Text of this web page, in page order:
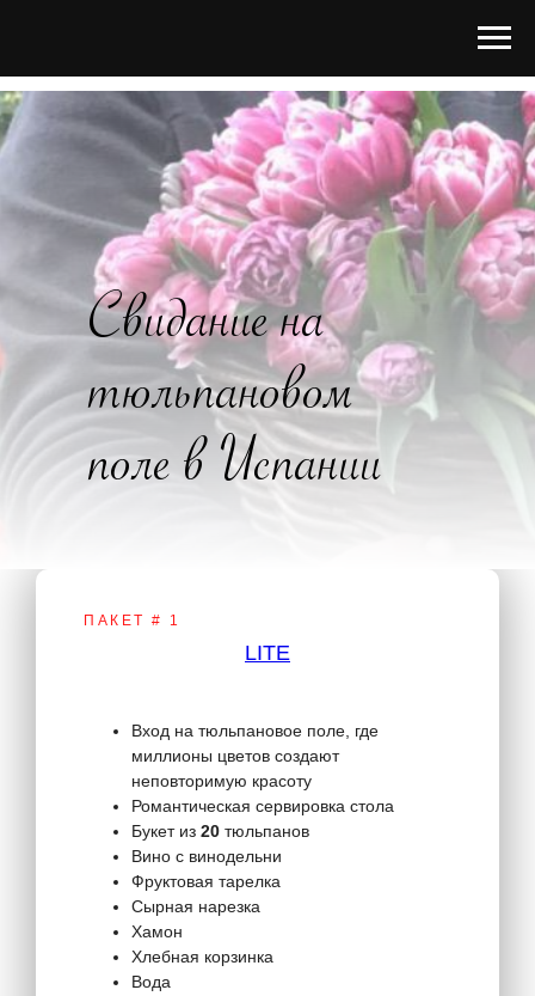
Свидание на
тюльпановом
поле в Испании
ПАКЕТ # 1
LITE
Вход на тюльпановое поле, где
миллионы цветов создают
неповторимую красоту
Романтическая сервировка стола
Букет из 20 тюльпанов
Вино с винодельни
Фруктовая тарелка
Сырная нарезка
Хамон
Хлебная корзинка
Вода